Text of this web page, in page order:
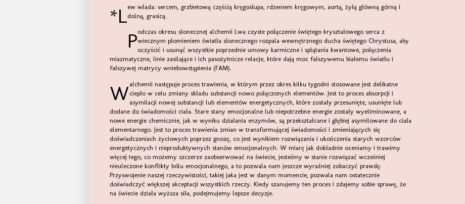
*Lew włada: sercem, grzbietową częścią kręgosłupa, rdzeniem kręgowym, aortą, żyłą główną górną idolną, grasicą.
Podczas okresu słonecznej alchemii Lwa czyste połączenie świętego kryształowego serca zwiecznym płomieniem światła słonecznego rozpala wewnętrznego ducha świętego Chrystusa, aby
oczyścić i usunąć wszystkie poprzednie umowy karmiczne i splątania kwantowe, połączenia
miazmatyczne, linie zasilające i ich pasożytnicze relacje, które dają moc fałszywemu białemu światłu i
fałszywej matrycy wniebowstąpienia (FAM).
W alchemii następuje proces trawienia, w którym przez okres kilku tygodni stosowane jest delikatneciepło w celu zmiany składu substancji nowo połączonych elementów. Jest to proces absorpcji i
asymilacji nowej substancji lub elementów energetycznych, które zostały przesunięte, usunięte lub
dodane do świadomości ciała. Stare stany emocjonalne lub niepotrzebne energie zostały wyeliminowane, a
nowe energie chemicznie, jak w wyniku działania enzymów, są przekształcane i głębiej asymilowane do ciała
elementarnego. Jest to proces trawienia zmian w transformującej świadomości i zmieniających się
doświadczeniach życiowych poprzez gnozę, co jest wynikiem rozwiązania i ukończenia starych wzorców
energetycznych i nieproduktywnych stanów emocjonalnych. W miarę jak dokładnie oceniamy i trawimy
więcej tego, co możemy szczerze zaobserwować na świecie, jesteśmy w stanie rozwiązać wcześniej
nieuleczone konflikty bólu emocjonalnego, a to pozwala nam jeszcze wyraźniej zobaczyć prawdę.
Przyswojenie naszej rzeczywistości, takiej jaka jest w danym momencie, pozwala nam ostatecznie
doświadczyć większej akceptacji wszystkich rzeczy. Kiedy szanujemy ten proces i zdajemy sobie sprawę, że
na świecie działa wyższa siła, podejmujemy lepsze decyzje.